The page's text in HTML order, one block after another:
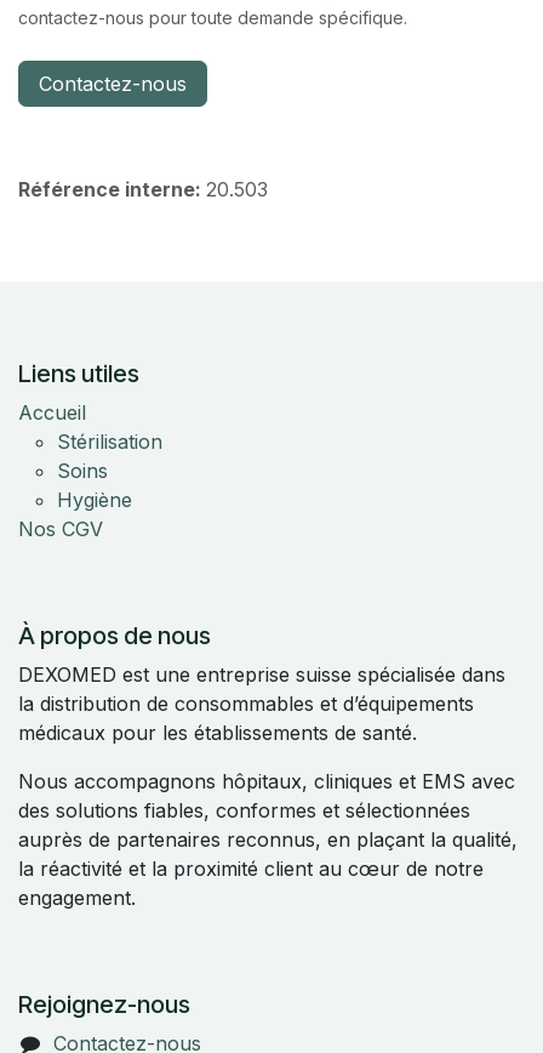
contactez-nous pour toute demande spécifique.
Contactez-nous
Référence interne: 20.503
Liens utiles
Accueil
Stérilisation
Soins
Hygiène
Nos CGV
À propos de nous
DEXOMED est une entreprise suisse spécialisée dans
la distribution de consommables et d’équipements
médicaux pour les établissements de santé.
Nous accompagnons hôpitaux, cliniques et EMS avec
des solutions fiables, conformes et sélectionnées
auprès de partenaires reconnus, en plaçant la qualité,
la réactivité et la proximité client au cœur de notre
engagement.
Rejoignez-nous
Contactez-nous